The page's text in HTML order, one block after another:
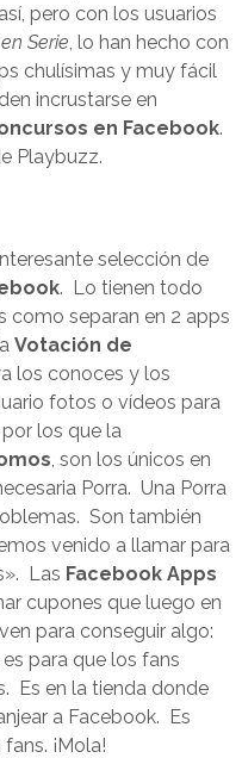
pero con los usuarios
Serie , lo han hecho con
chulísimas y muy fácil
incrustarse en
en Facebook.
Playbuzz.
selección de
. Lo tienen todo
separan en 2 apps
Votación de
los conoces y los
fotos o vídeos para
los que la
, son los únicos en
Porra. Una Porra
Son también
venido a llamar para
Las Facebook Apps
cupones que luego en
para conseguir algo:
para que los fans
Es en la tienda donde
a Facebook. Es
¡Mola!